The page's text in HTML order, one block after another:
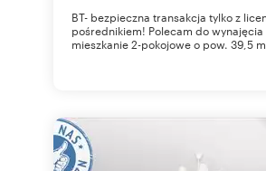
BT- bezpieczna transakcja tylko z
pośrednikiem! Polecam do
mieszkanie 2-pokojowe o pow. 39,5